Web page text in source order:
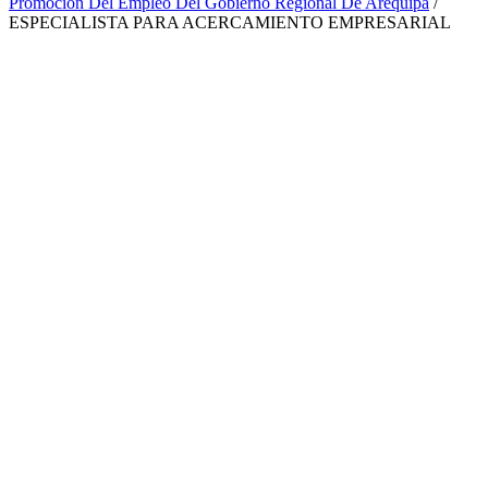
ESPECIALISTA PARA ACERCAMIENTO EMPRESARIAL